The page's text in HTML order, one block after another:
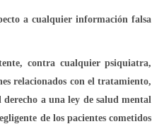
a cualquier información falsa
contra cualquier psiquiatra,
relacionados con el tratamiento,
a una ley de salud mental
de los pacientes cometidos